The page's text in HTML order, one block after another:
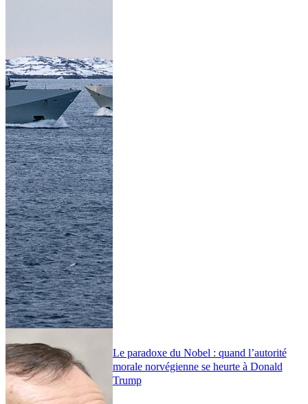
Le paradoxe du Nobel : quand l’autorité
morale norvégienne se heurte à Donald
Trump